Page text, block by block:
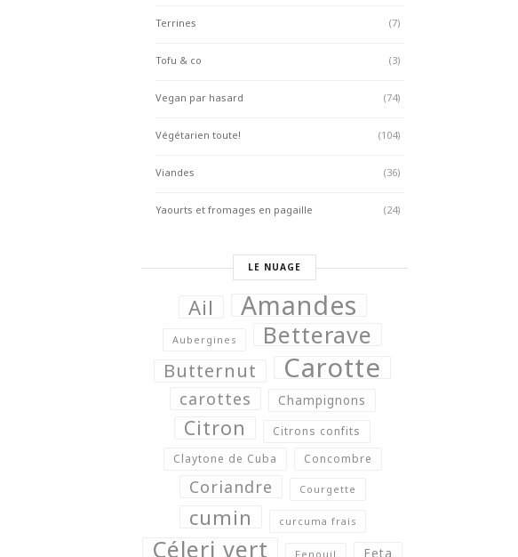
Terrines (7)
Tofu & co (3)
Vegan par hasard (74)
Végétarien toute! (104)
Viandes (36)
Yaourts et fromages en pagaille (24)
LE NUAGE
Ail Amandes
Aubergines Betterave
Butternut Carotte
carottes Champignons
Citron
Citrons confits
Claytone de Cuba
Concombre
Coriandre Courgette
cumin curcuma frais
Céleri vert Fenouil Feta